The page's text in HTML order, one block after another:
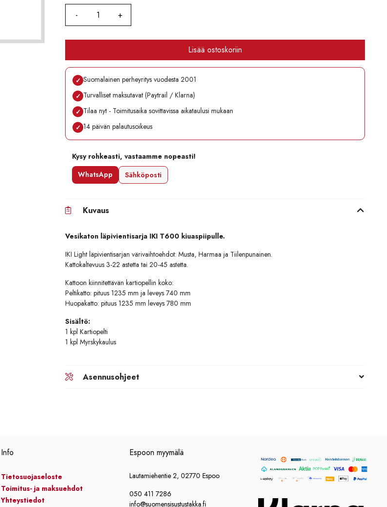
Lisää ostoskoriin
✓ Suomalainen perheyritys vuodesta 2001
✓ Turvalliset maksutavat (Paytrail / Klarna)
✓ Tilaa nyt - Toimitusaika sovittavissa aikataulusi mukaan
✓ 14 päivän palautusoikeus
Kysy rohkeasti, vastaamme nopeasti!
WhatsApp
Sähköposti
Kuvaus
Vesikaton läpivientisarja IKI T600 kiuaspiipulle.
IKI Light läpivientisarjan värivaihtoehdot: Musta, Harmaa ja Tiilenpunainen.
Kattokaltevuus 3-22 astetta tai 20-45 astetta.
Kattoon kiinnitettävän kartiopellin koko:
Peltikatto: pituus 1235 mm ja leveys 740 mm
Huopakatto: pituus 1235 mm leveys 780 mm
Sisältö:
1 kpl Kartiopelti
1 kpl Myrskykaulus
Asennusohjeet
Info
Tietosuojaseloste
Toimitus- ja maksuehdot
Yhteystiedot
Espoon myymälä
Lautamiehentie 2, 02770 Espoo
050 411 7286
info@suomensisustustakka.fi